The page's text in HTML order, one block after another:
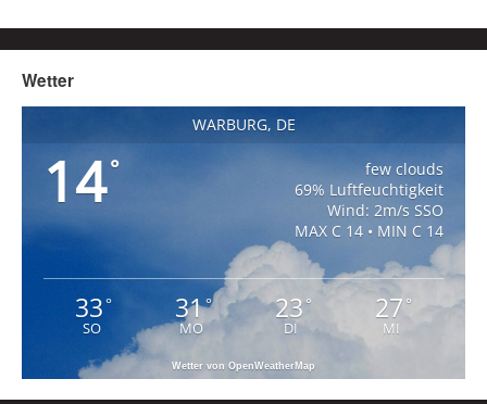
Wetter
WARBURG, DE
14°
few clouds
69% Luftfeuchtigkeit
Wind: 2m/s SSO
MAX C 14 • MIN C 14
33°
SO
31°
MO
23°
DI
27 °
MI
Wetter von OpenWeatherMap